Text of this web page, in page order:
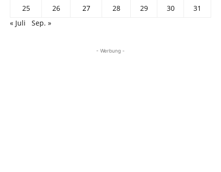
25
26 27 28 29 30
31
« Juli
Sep. »
- Werbung -